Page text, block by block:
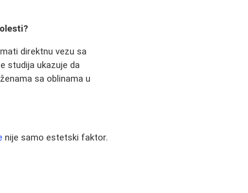
direktnu vezu sa
studija ukazuje da
sa oblinama u
nije samo estetski faktor.